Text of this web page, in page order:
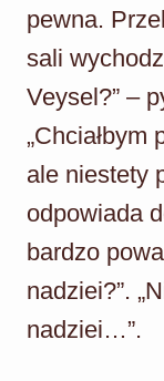
pewna.
sali
Veysel?” –
„Chciałbym
ale niestety
odpowiada
bardzo
nadziei?”.
nadziei…”.